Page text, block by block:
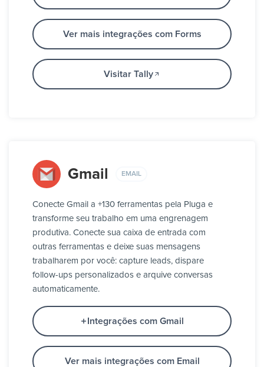
Ver mais integrações com Forms
Visitar Tally
Gmail EMAIL
Conecte Gmail a +130 ferramentas pela Pluga e
transforme seu trabalho em uma engrenagem
produtiva. Conecte sua caixa de entrada com
outras ferramentas e deixe suas mensagens
trabalharem por você: capture leads, dispare
follow-ups personalizados e arquive conversas
automaticamente.
Integrações com Gmail
Ver mais integrações com Email